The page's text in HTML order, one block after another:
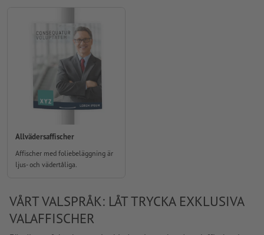
Allvädersaffischer
Affischer med foliebeläggning är
ljus- och vädertåliga.
VÅRT VALSPRÅK: LÅT TRYCKA EXKLUSIVA
VALAFFISCHER